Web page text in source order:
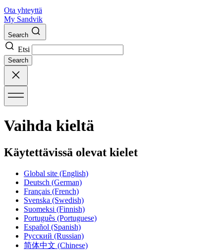
Ota yhteyttä
My Sandvik
Search
Etsi
Search
Vaihda kieltä
Käytettävissä olevat kielet
Global site (English)
Deutsch (German)
Français (French)
Svenska (Swedish)
Suomeksi (Finnish)
Português (Portuguese)
Español (Spanish)
Русский (Russian)
简体中文 (Chinese)